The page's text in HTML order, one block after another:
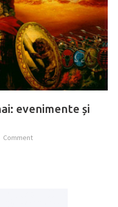
evenimente și
Comment